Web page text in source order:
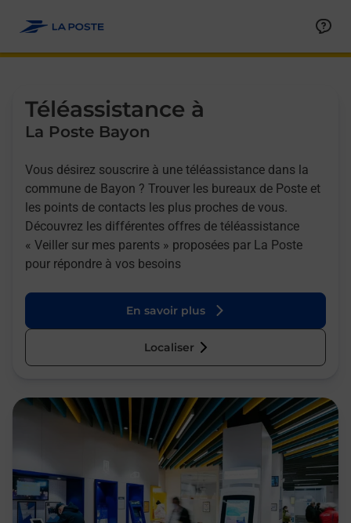
Téléassistance à
La Poste Bayon
Vous désirez souscrire à une téléassistance dans la
commune de Bayon ? Trouver les bureaux de Poste et
les points de contacts les plus proches de vous.
Découvrez les différentes offres de téléassistance
« Veiller sur mes parents » proposées par La Poste
pour répondre à vos besoins
En savoir plus
Localiser